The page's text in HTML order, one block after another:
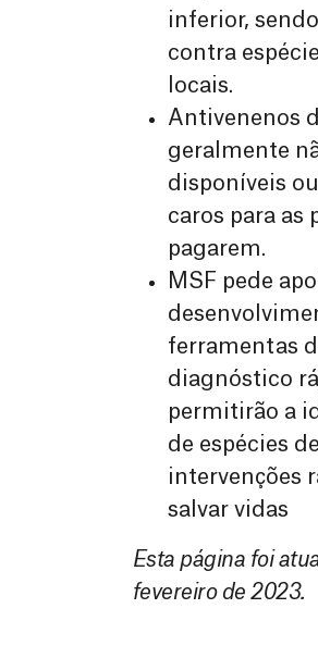
inferior,
contra
locais.
Antivenenos
geralmente
disponíveis
caros para as
pagarem.
MSF pede
ferramentas
diagnóstico
permitirão a
de espécies
intervenções
salvar vidas
Esta página foi
fevereiro de 2023.